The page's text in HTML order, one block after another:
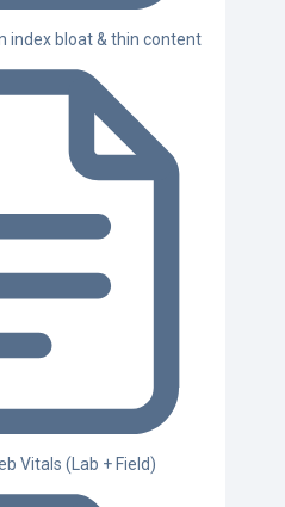
index bloat & thin content
Vitals (Lab + Field)